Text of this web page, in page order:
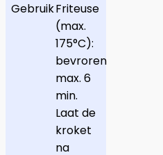
GebruikFriteuse
(max.
175°C):
bevroren
max. 6
min.
Laat de
kroket
na